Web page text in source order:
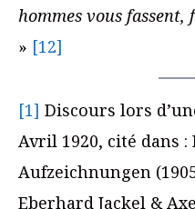
hommes vous
» [12]
[1] Discours lors
Avril 1920, cité dans
Aufzeichnungen
Eberhard Jackel &